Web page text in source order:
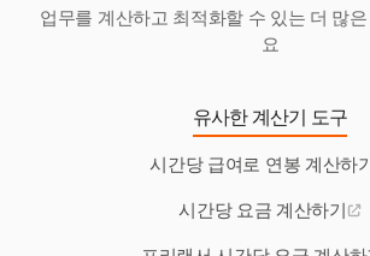
업무를 계산하고 최적화할 수 있는 더 많
요
유사한 계산기 도구
시간당 급여로 연봉 계산하
시간당 요금 계산하기